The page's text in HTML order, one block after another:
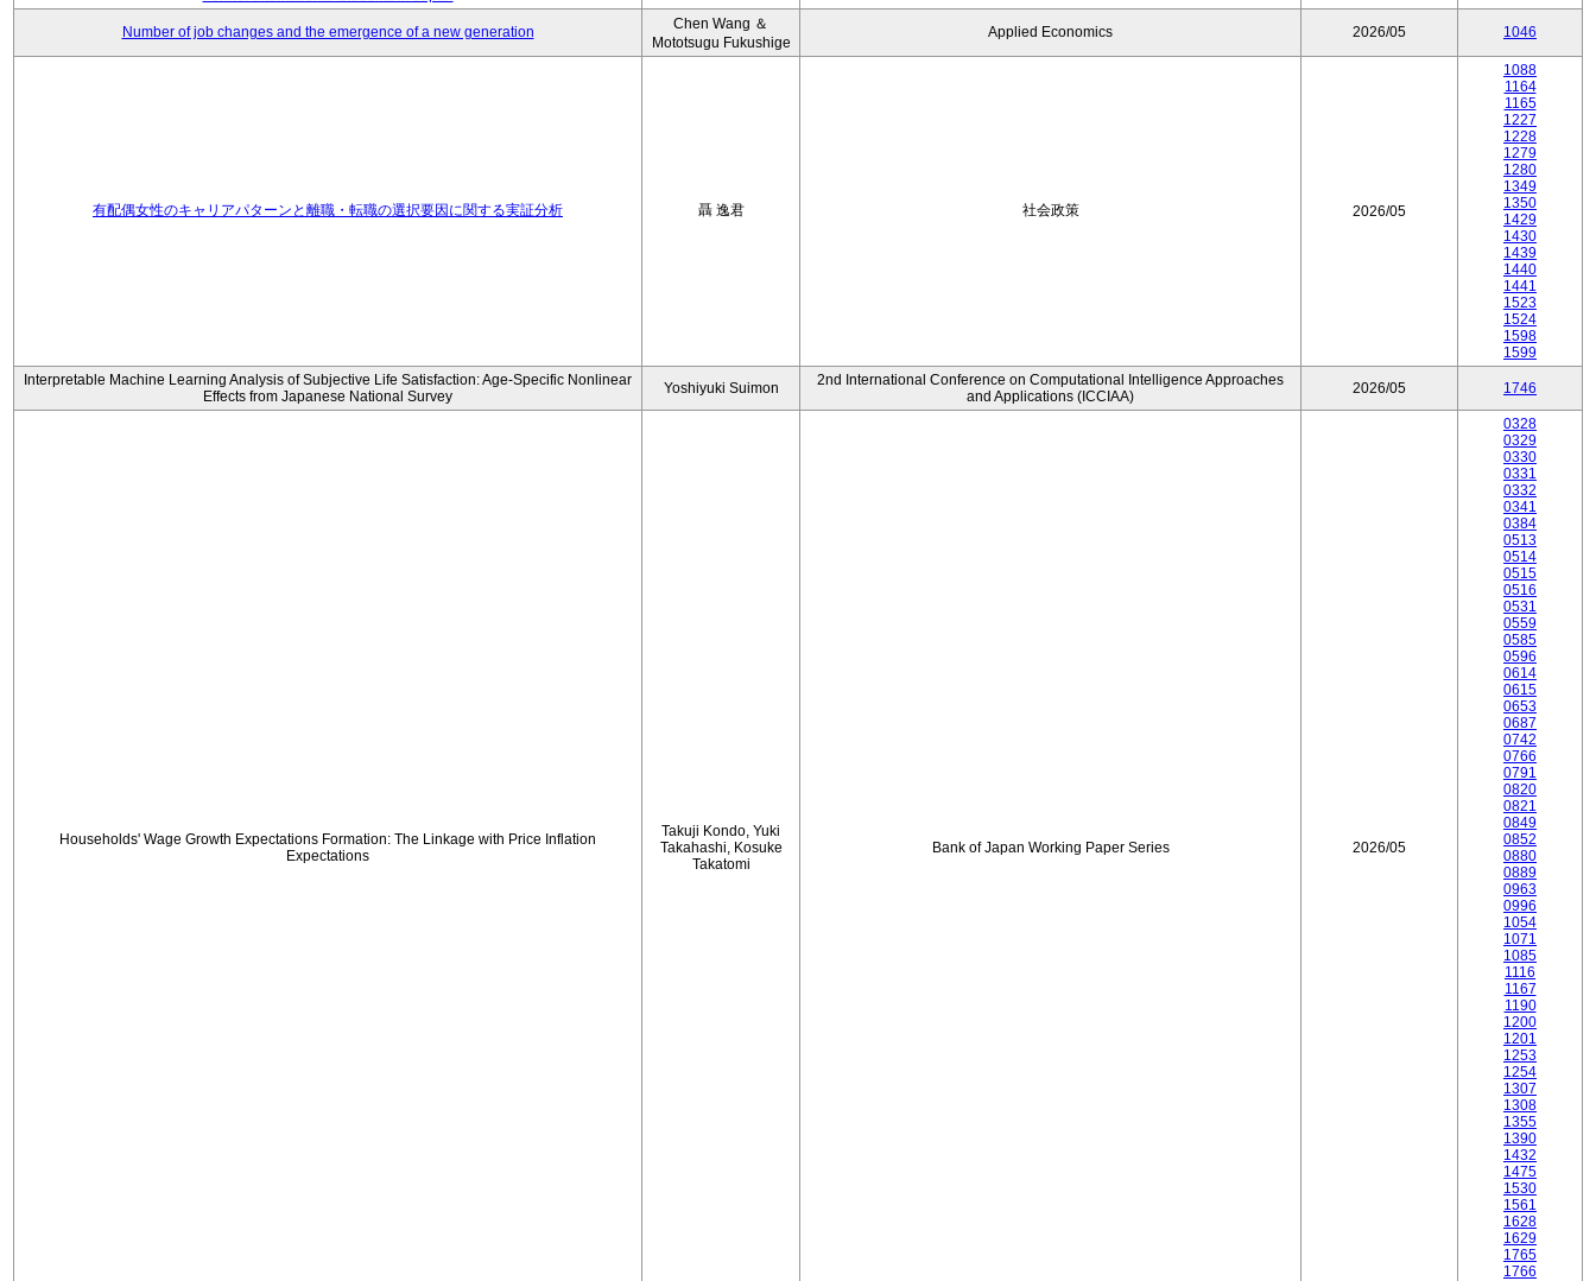
Number of job changes and the emergence of a new generation
Chen Wang ＆
Mototsugu Fukushige
Applied Economics 2026/05 1046
有配偶女性のキャリアパターンと離職・転職の選択要因に関する実証分析 聶 逸君 社会政策 2026/05
1088
1164
1165
1227
1228
1279
1280
1349
1350
1429
1430
1439
1440
1441
1523
1524
1598
1599
Interpretable Machine Learning Analysis of Subjective Life Satisfaction: Age-Specific Nonlinear
Effects from Japanese National Survey
Yoshiyuki Suimon
2nd International Conference on Computational Intelligence Approaches
and Applications (ICCIAA)
2026/05 1746
Households' Wage Growth Expectations Formation: The Linkage with Price Inflation
Expectations
Takuji Kondo, Yuki
Takahashi, Kosuke
Takatomi
Bank of Japan Working Paper Series 2026/05
0328
0329
0330
0331
0332
0341
0384
0513
0514
0515
0516
0531
0559
0585
0596
0614
0615
0653
0687
0742
0766
0791
0820
0821
0849
0852
0880
0889
0963
0996
1054
1071
1085
1116
1167
1190
1200
1201
1253
1254
1307
1308
1355
1390
1432
1475
1530
1561
1628
1629
1765
1766